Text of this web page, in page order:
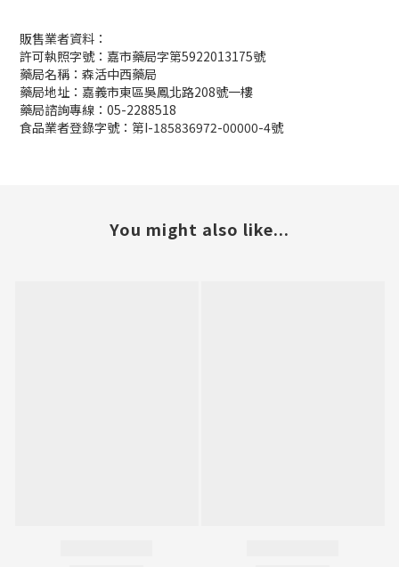
販售業者資料：
許可執照字號：嘉市藥局字第5922013175號
藥局名稱：森活中西藥局
藥局地址：嘉義市東區吳鳳北路208號一樓
藥局諮詢專線：05-2288518
食品業者登錄字號：第I-185836972-00000-4號
You might also like...